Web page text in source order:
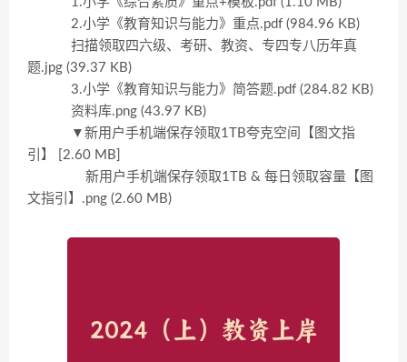
2.小学《教育知识与能力》重点.pdf (984.96 KB)
扫描领取四六级、考研、教资、专四专八历年真
题.jpg (39.37 KB)
3.小学《教育知识与能力》简答题.pdf (284.82 KB)
资料库.png (43.97 KB)
▼新用户手机端保存领取1TB夸克空间【图文指
引】 [2.60 MB]
新用户手机端保存领取1TB & 每日领取容量【图
文指引】.png (2.60 MB)